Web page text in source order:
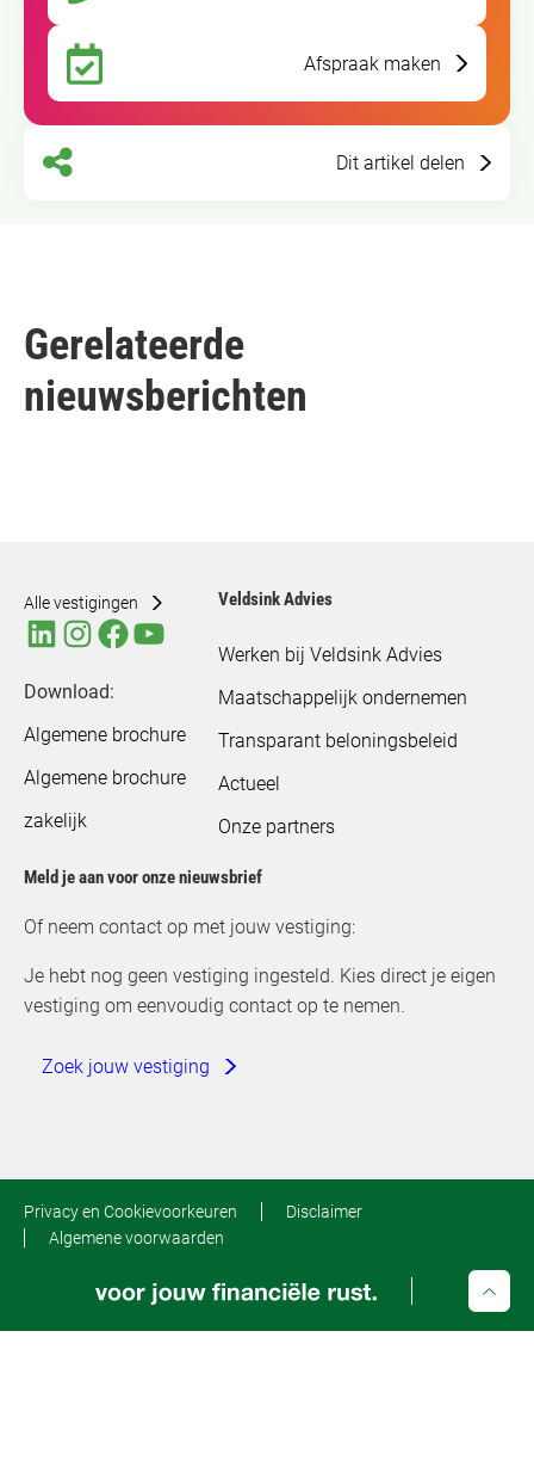
Afspraak maken
Dit artikel delen
Gerelateerde
nieuwsberichten
Alle vestigingen
Download:
Algemene brochure
Algemene brochure
zakelijk
Veldsink Advies
Werken bij Veldsink Advies
Maatschappelijk ondernemen
Transparant beloningsbeleid
Actueel
Onze partners
Meld je aan voor onze nieuwsbrief
Of neem contact op met jouw vestiging:
Je hebt nog geen vestiging ingesteld. Kies direct je eigen
vestiging om eenvoudig contact op te nemen.
Zoek jouw vestiging
Privacy en Cookievoorkeuren
Disclaimer
Algemene voorwaarden